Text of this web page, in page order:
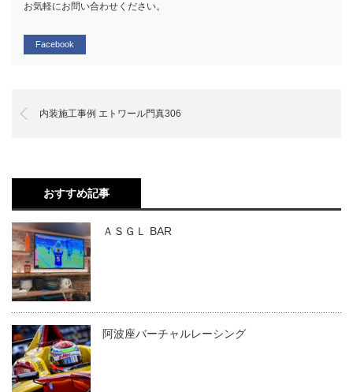
お気軽にお問い合わせください。
Facebook
内装施工事例 エトワール門真306
おすすめ記事
ＡＳＧＬ BAR
阿波座バーチャルレーシング